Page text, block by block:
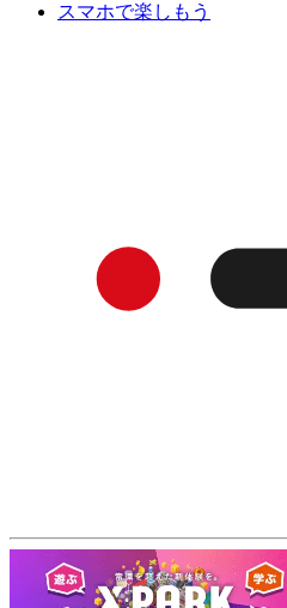
スマホで楽しもう